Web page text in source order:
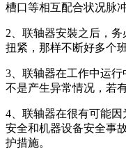
槽口等相互配合状况脉
2、联轴器安裝之后，
扭紧，那样不断好多个
3、联轴器在工作中运
不是产生异常情况，若
4、联轴器在很有可能
安全和机器设备安全事
护措施。